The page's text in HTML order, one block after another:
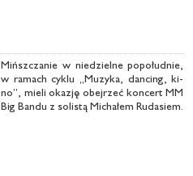
Mińsz­cza­nie w nie­dziel­ne po­po­łu­dnie,
w ra­mach cy­klu „Mu­zy­ka, dan­cing, ki­
no”, mie­li oka­zję obej­rzeć kon­cert MM
Big Ban­du z so­li­stą Mi­cha­łem Ru­da­siem.